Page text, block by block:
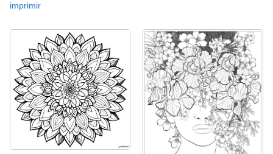
imprimir